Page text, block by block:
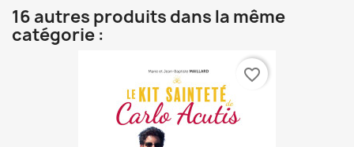
16 autres produits dans la même
catégorie :
favorite_border